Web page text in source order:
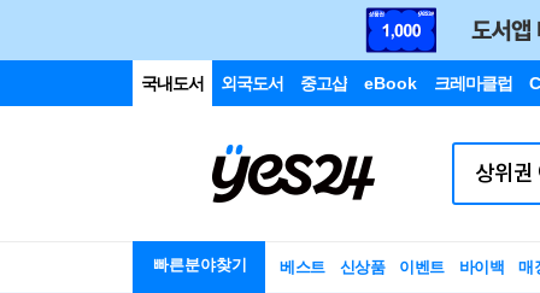
국내도서 외국도서 중고샵 eBook 크레마클럽
빠른분야찾기 베스트 신상품 이벤트 바이백 매